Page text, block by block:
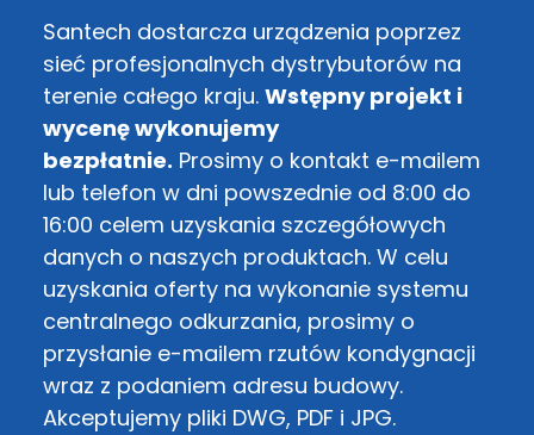
Santech dostarcza urządzenia poprzez
sieć profesjonalnych dystrybutorów na
terenie całego kraju. Wstępny projekt i
wycenę wykonujemy
bezpłatnie. Prosimy o kontakt e-mailem
lub telefon w dni powszednie od 8:00 do
16:00 celem uzyskania szczegółowych
danych o naszych produktach. W celu
uzyskania oferty na wykonanie systemu
centralnego odkurzania, prosimy o
przysłanie e-mailem rzutów kondygnacji
wraz z podaniem adresu budowy.
Akceptujemy pliki DWG, PDF i JPG.